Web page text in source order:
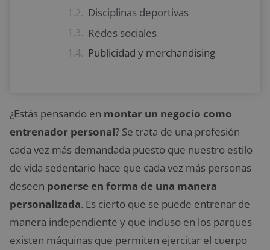
Disciplinas deportivas
Redes sociales
Publicidad y merchandising
¿Estás pensando en montar un negocio como
entrenador personal? Se trata de una profesión
cada vez más demandada puesto que nuestro estilo
de vida sedentario hace que cada vez más personas
deseen ponerse en forma de una manera
personalizada. Es cierto que se puede entrenar de
manera independiente y que incluso en los parques
existen máquinas que permiten ejercitar el cuerpo